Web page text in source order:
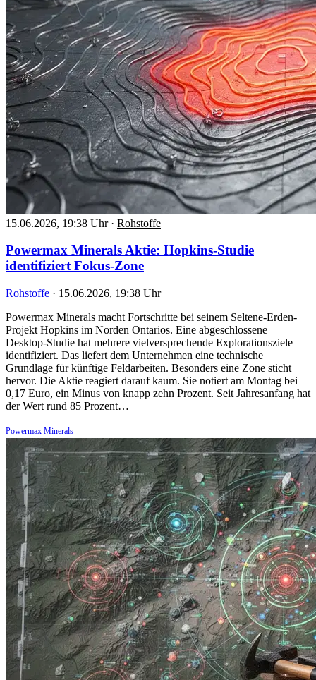
15.06.2026, 19:38 Uhr · Rohstoffe
Powermax Minerals Aktie: Hopkins-Studie
identifiziert Fokus-Zone
Rohstoffe · 15.06.2026, 19:38 Uhr
Powermax Minerals macht Fortschritte bei seinem Seltene-Erden-
Projekt Hopkins im Norden Ontarios. Eine abgeschlossene
Desktop-Studie hat mehrere vielversprechende Explorationsziele
identifiziert. Das liefert dem Unternehmen eine technische
Grundlage für künftige Feldarbeiten. Besonders eine Zone sticht
hervor. Die Aktie reagiert darauf kaum. Sie notiert am Montag bei
0,17 Euro, ein Minus von knapp zehn Prozent. Seit Jahresanfang hat
der Wert rund 85 Prozent…
Powermax Minerals